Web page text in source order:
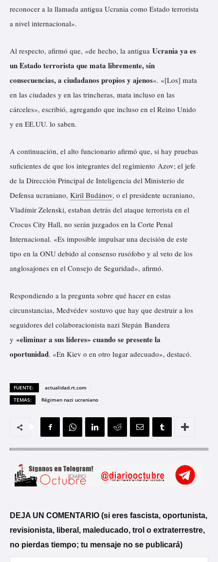
reconocer a la llamada antigua Ucrania como Estado terrorista
a nivel internacional».
Al respecto, afirmó que, «de hecho, la antigua Ucrania ya es
un Estado terrorista que mata libremente, sin
consecuencias, a ciudadanos propios y ajenos«. «[Los] mata
en las ciudades y en las trincheras, mata incluso en las
cárceles», escribió, agregando que incluso en el Reino Unido
y en EE.UU. lo saben.
A continuación, el alto funcionario afirmó que, si hay pruebas
suficientes de que los integrantes del regimiento Azov; el jefe
de la Dirección Principal de Inteligencia del Ministerio de
Defensa ucraniano, Kiril Budánov, o el presidente ucraniano,
Vladímir Zelenski, estaban detrás del ataque terrorista en el
Crocus City Hall, no serán juzgados en la Corte Penal
Internacional. «Es imposible impulsar una decisión de este
tipo en la ONU debido al consenso rusófobo y al veto de los
anglosajones en el Consejo de Seguridad», afirmó.
Respondiendo a la pregunta sobre qué hacer en estas
circunstancias, Medvédev sostuvo que hay que destruir a los
seguidores del colaboracionista nazi Stepán Bandera
y «eliminar a sus líderes» cuando se presente la
oportunidad. «En Kiev o en otro lugar adecuado», destacó.
FUENTE:
actualidad.rt.com
TEMAS:
Régimen nazi ucraniano
DEJA UN COMENTARIO (si eres fascista, oportunista,
revisionista, liberal, maleducado, trol o extraterrestre,
no pierdas tiempo; tu mensaje no se publicará)